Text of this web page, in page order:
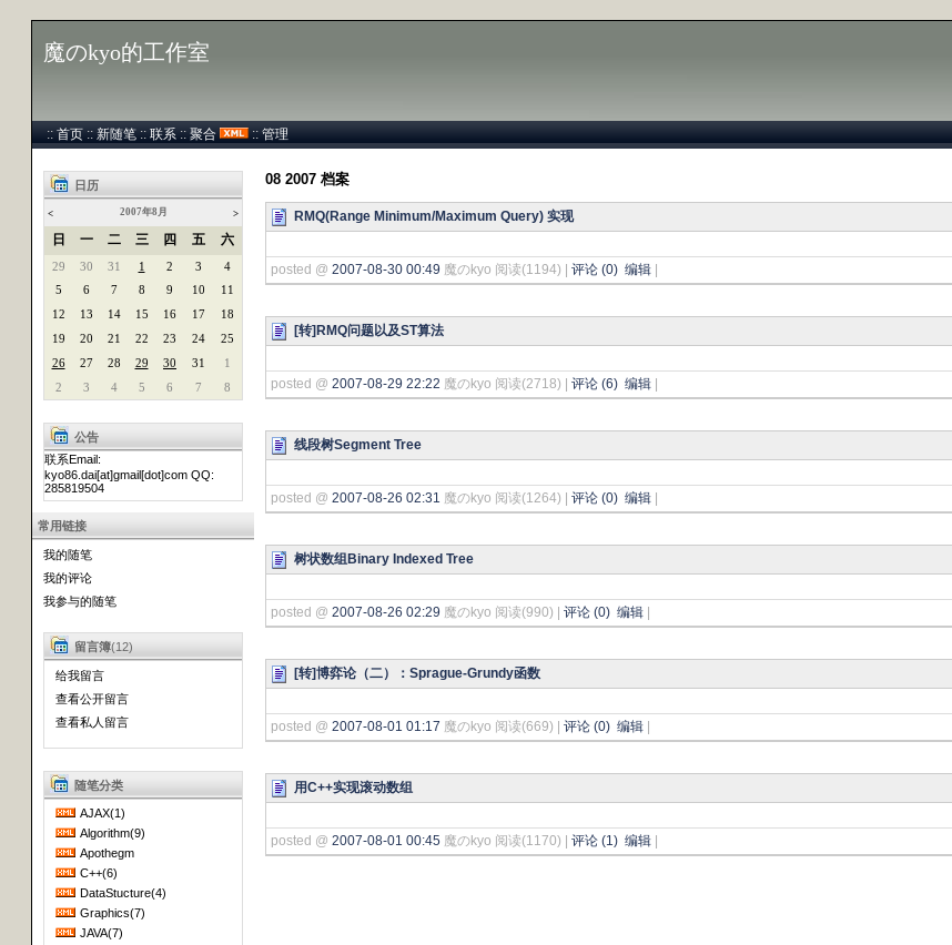
魔のkyo的工作室
:: 首页 :: 新随笔 :: 联系 :: 聚合 :: 管理
日历
< 2007年8月 >
日 一 二 三 四 五 六
29 30 31 1 2 3
4
5
6 7 8 9 10
11
12
13 14 15 16 17
18
19
20 21 22 23 24
25
26
27 28 29 30 31
1
2
3 4 5 6 7 8
公告
联系Email:
kyo86.dai[at]gmail[dot]com QQ:
285819504
常用链接
我的随笔
我的评论
我参与的随笔
留言簿(12)
给我留言
查看公开留言
查看私人留言
随笔分类
AJAX(1)
Algorithm(9)
Apothegm
C++(6)
DataStucture(4)
Graphics(7)
JAVA(7)
08 2007 档案
RMQ(Range Minimum/Maximum Query) 实现
posted @ 2007-08-30 00:49 魔のkyo 阅读(1194) | 评论 (0) 编辑
[转]RMQ问题以及ST算法
posted @ 2007-08-29 22:22 魔のkyo 阅读(2718) | 评论 (6) 编辑
线段树Segment Tree
posted @ 2007-08-26 02:31 魔のkyo 阅读(1264) | 评论 (0) 编辑
树状数组Binary Indexed Tree
posted @ 2007-08-26 02:29 魔のkyo 阅读(990) | 评论 (0) 编辑
[转]博弈论（二）：Sprague-Grundy函数
posted @ 2007-08-01 01:17 魔のkyo 阅读(669) | 评论 (0) 编辑
用C++实现滚动数组
posted @ 2007-08-01 00:45 魔のkyo 阅读(1170) | 评论 (1) 编辑